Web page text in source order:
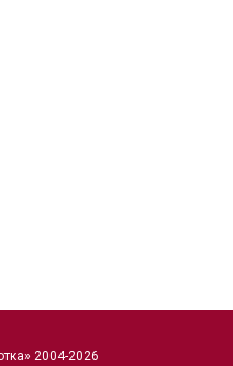
2004-2026